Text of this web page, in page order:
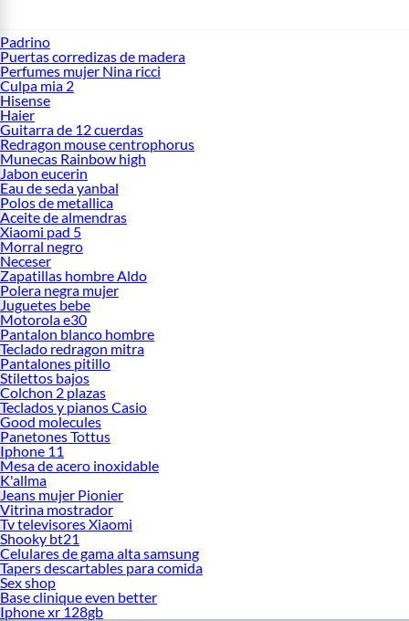
Padrino
Puertas corredizas de madera
Perfumes mujer Nina ricci
Culpa mia 2
Hisense
Haier
Guitarra de 12 cuerdas
Redragon mouse centrophorus
Munecas Rainbow high
Jabon eucerin
Eau de seda yanbal
Polos de metallica
Aceite de almendras
Xiaomi pad 5
Morral negro
Neceser
Zapatillas hombre Aldo
Polera negra mujer
Juguetes bebe
Motorola e30
Pantalon blanco hombre
Teclado redragon mitra
Pantalones pitillo
Stilettos bajos
Colchon 2 plazas
Teclados y pianos Casio
Good molecules
Panetones Tottus
Iphone 11
Mesa de acero inoxidable
K'allma
Jeans mujer Pionier
Vitrina mostrador
Tv televisores Xiaomi
Shooky bt21
Celulares de gama alta samsung
Tapers descartables para comida
Sex shop
Base clinique even better
Iphone xr 128gb